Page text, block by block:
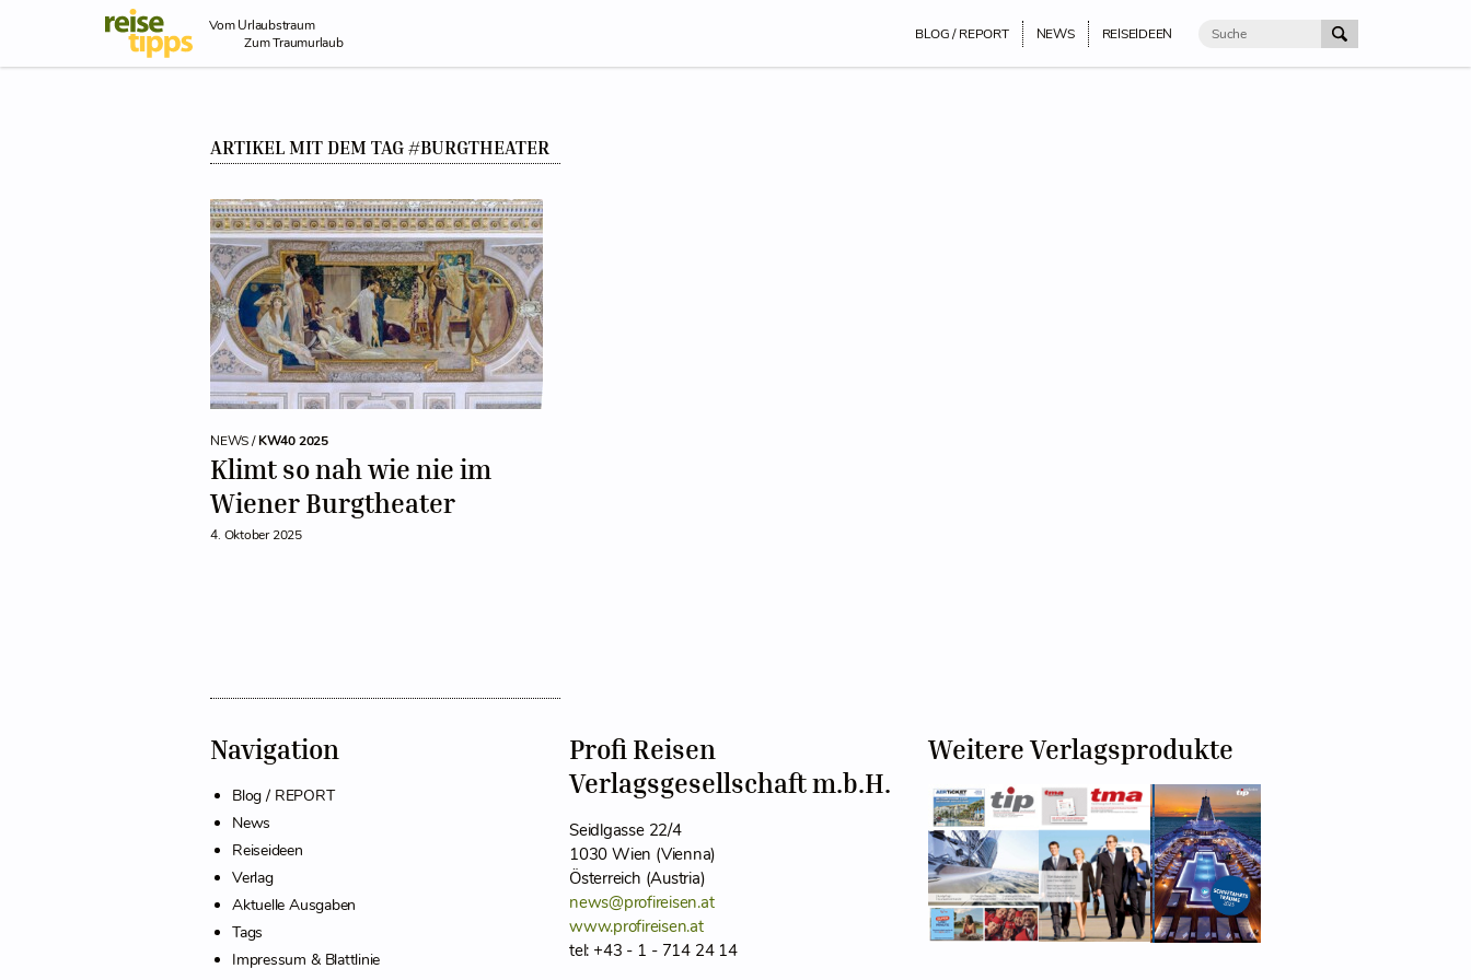
Skip to Content
Vom Urlaubstraum
Zum Traumurlaub
BLOG / REPORT NEWS REISEIDEEN
ARTIKEL MIT DEM TAG #BURGTHEATER
NEWS /KW40 2025
Klimt so nah wie nie im
Wiener Burgtheater
4. Oktober 2025
Navigation
Blog / REPORT
News
Reiseideen
Verlag
Aktuelle Ausgaben
Tags
Impressum & Blattlinie
Profi Reisen
Verlagsgesellschaft m.b.H.
Seidlgasse 22/4
1030 Wien (Vienna)
Österreich (Austria)
news@profireisen.at
www.profireisen.at
tel: +43 - 1 - 714 24 14
Weitere Verlagsprodukte